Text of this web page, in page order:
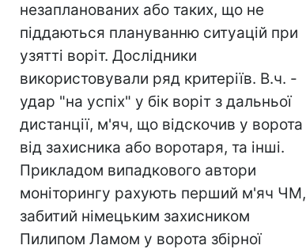
незапланованих або таких, що не
піддаються плануванню ситуацій при
узятті воріт. Дослідники
використовували ряд критеріїв. В.ч. -
удар "на успіх" у бік воріт з дальньої
дистанції, м'яч, що відскочив у ворота
від захисника або воротаря, та інші.
Прикладом випадкового автори
моніторингу рахують перший м'яч ЧМ,
забитий німецьким захисником
Пилипом Ламом у ворота збірної